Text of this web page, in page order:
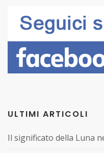
ULTIMI ARTICOLI
Il significato della Luna